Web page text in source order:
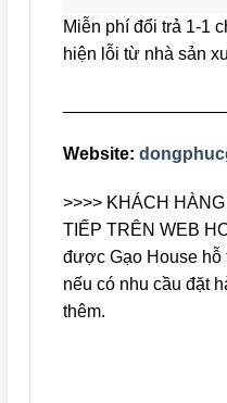
Miễn phí đổi trả 1-1
hiện lỗi từ nhà sản
Website:
>>>> KHÁCH
TIẾP TRÊN WEB
được Gạo House hỗ
nếu có nhu cầu đặt
thêm.